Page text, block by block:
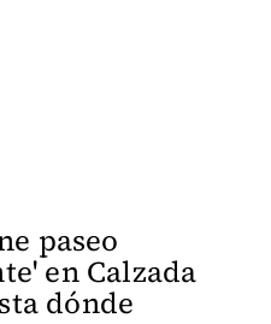
paseo
en Calzada
dónde